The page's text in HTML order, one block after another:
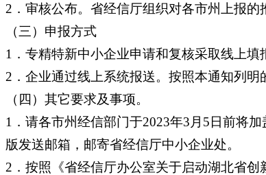
2．审核公布。省经信厅组织对各市州上报
（三）申报方式
1．专精特新中小企业申请和复核采取线上填
2．企业通过线上系统报送。按照本通知列明
（四）其它要求及事项。
1．请各市州经信部门于2023年3月5日前将
版发送邮箱，邮寄省经信厅中小企业处。
2．按照《省经信厅办公室关于启动湖北省